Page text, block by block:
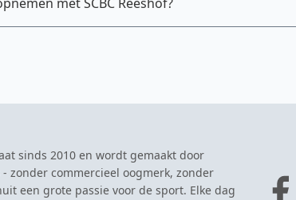
sinds 2010 en wordt gemaakt door
zonder commercieel oogmerk, zonder
een grote passie voor de sport. Elke dag